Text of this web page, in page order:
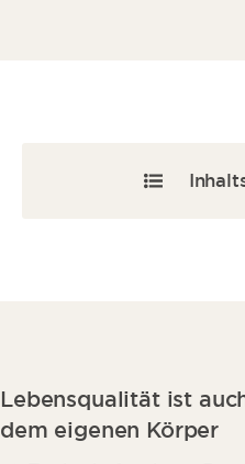
Ablauf
Lebensqualität ist
dem eigenen Körper